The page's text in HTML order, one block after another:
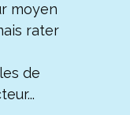
moyen
rater
de